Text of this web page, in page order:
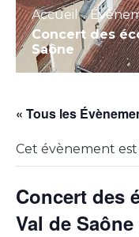
Accueil .
Concert des
Saône
« Tous les
Cet évènement est
Concert des
Val de Saône